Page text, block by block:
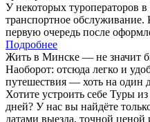
У некоторых туроператоров
транспортное обслуживание.
первую очередь после
Подробнее
Жить в Минске — не значит
Наоборот: отсюда легко и
путешествия — хоть на один
Хотите устроить себе Туры
дней? У нас вы найдёте
датами выезда, точной